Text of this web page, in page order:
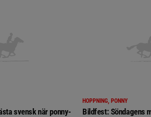
svensk när ponny-
HOPPNING, PONNY
Bildfest: Söndagens